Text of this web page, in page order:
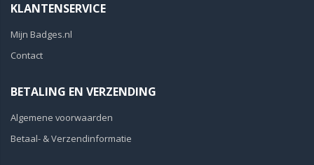
KLANTENSERVICE
Mijn Badges.nl
Contact
BETALING EN VERZENDING
Algemene voorwaarden
Betaal- & Verzendinformatie